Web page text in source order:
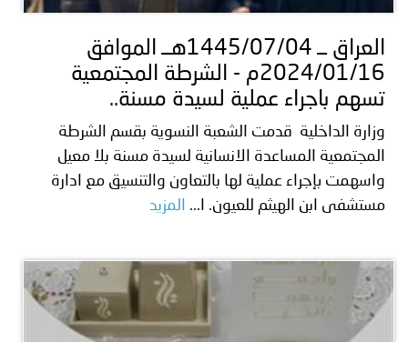
العراق ــ 1445/07/04هــ الموافق
2024/01/16م - الشرطة المجتمعية
تسهم باجراء عملية لسيدة مسنة..
وزارة الداخلية قدمت الشعبة النسوية بقسم الشرطة
المجتمعية المساعدة الانسانية لسيدة مسنة بلا معيل
واسهمت بإجراء عملية لها بالتعاون والتنسيق مع ادارة
مستشفى ابن الهيثم للعيون. ا...
المزيد